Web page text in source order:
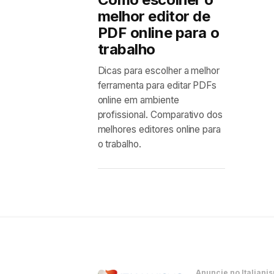
melhor editor de
PDF online para o
trabalho
Dicas para escolher a melhor
ferramenta para editar PDFs
online em ambiente
profissional. Comparativo dos
melhores editores online para
o trabalho.